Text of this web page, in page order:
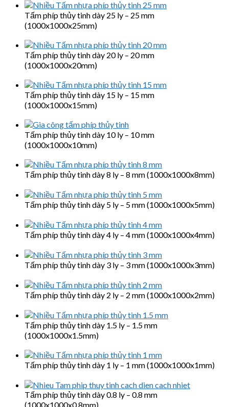
Tấm phíp thủy tinh dày 25 ly – 25 mm
(1000x1000x25mm)
Tấm phíp thủy tinh dày 20 ly – 20 mm
(1000x1000x20mm)
Tấm phíp thủy tinh dày 15 ly – 15 mm
(1000x1000x15mm)
Tấm phíp thủy tinh dày 10 ly – 10 mm
(1000x1000x10mm)
Tấm phíp thủy tinh dày 8 ly – 8 mm (1000x1000x8mm)
Tấm phíp thủy tinh dày 5 ly – 5 mm (1000x1000x5mm)
Tấm phíp thủy tinh dày 4 ly – 4 mm (1000x1000x4mm)
Tấm phíp thủy tinh dày 3 ly – 3 mm (1000x1000x3mm)
Tấm phíp thủy tinh dày 2 ly – 2 mm (1000x1000x2mm)
Tấm phíp thủy tinh dày 1.5 ly – 1.5 mm
(1000x1000x1.5mm)
Tấm phíp thủy tinh dày 1 ly – 1 mm (1000x1000x1mm)
Tấm phíp thủy tinh dày 0.8 ly – 0.8 mm
(1000x1000x0.8mm)